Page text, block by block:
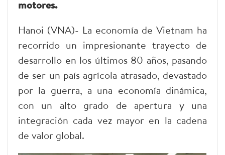
motores.
Hanoi (VNA)- La economía de Vietnam ha
recorrido un impresionante trayecto de
desarrollo en los últimos 80 años, pasando
de ser un país agrícola atrasado, devastado
por la guerra, a una economía dinámica,
con un alto grado de apertura y una
integración cada vez mayor en la cadena
de valor global.